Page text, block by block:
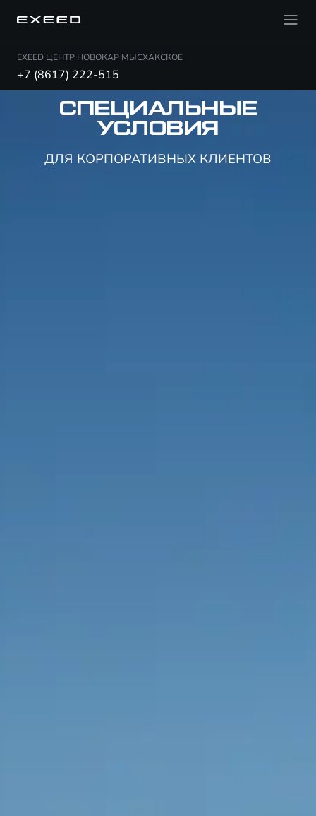
EXEED ЦЕНТР НОВОКАР МЫСХАКСКОЕ
+7 (8617) 222-515
СПЕЦИАЛЬНЫЕ
УСЛОВИЯ
ДЛЯ КОРПОРАТИВНЫХ КЛИЕНТОВ